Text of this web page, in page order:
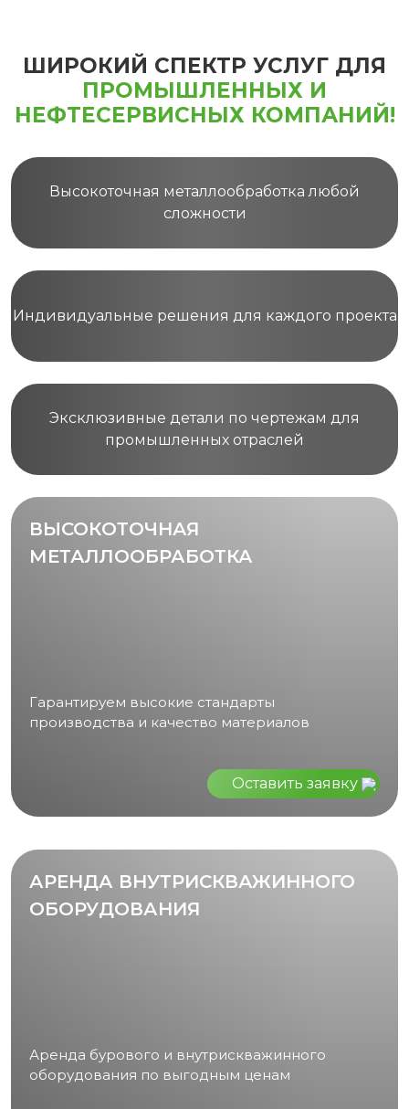
ШИРОКИЙ СПЕКТР УСЛУГ ДЛЯ
ПРОМЫШЛЕННЫХ И
НЕФТЕСЕРВИСНЫХ КОМПАНИЙ!
Высокоточная металлообработка любой
сложности
Индивидуальные решения для каждого проекта
Эксклюзивные детали по чертежам для
промышленных отраслей
ВЫСОКОТОЧНАЯ
МЕТАЛЛООБРАБОТКА
Гарантируем высокие стандарты
производства и качество материалов
Оставить заявку
АРЕНДА ВНУТРИСКВАЖИННОГО
ОБОРУДОВАНИЯ
Аренда бурового и внутрискважинного
оборудования по выгодным ценам